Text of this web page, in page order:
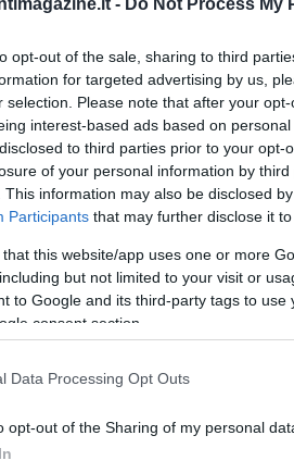
opt-out of the sale, sharing to third
for targeted advertising by us,
selection. Please note that after your
interest-based ads based on
to third parties prior to your opt-
of your personal information by third
This information may also be disclosed
Participants that may further disclose it
that this website/app uses one or more
but not limited to your visit or
to Google and its third-party tags to
consent section.
Data Processing Opt Outs
opt-out of the Sharing of my personal
per i giovani
Un’analisi condotta
con prezzi contenuti.
,PaleseeJapigiastanno
eBonagiaoffrono
e Verona, i giovani puntano
si unisce a buoni
giochi un ruolo fondamentale
i veri punti caldi del mercato. A
e propria rinascita, grazie alla
periferie come
più bassi e dalle buone